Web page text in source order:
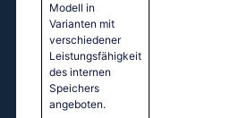
Modell in
Varianten mit
verschiedener
Leistungsfähigkeit
des internen
Speichers
angeboten.